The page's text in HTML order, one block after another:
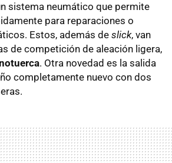
sistema neumático que permite
para reparaciones o
Estos, además de slick, van
de competición de aleación ligera,
. Otra novedad es la salida
completamente nuevo con dos